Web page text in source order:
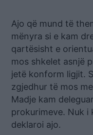
Ajo që mund të
mënyra si e kam
qartësisht e
mos shkelet asnjë
jetë konform ligjit.
zgjedhur të mos
Madje kam
prokurimeve. Nuk i
deklaroi ajo.